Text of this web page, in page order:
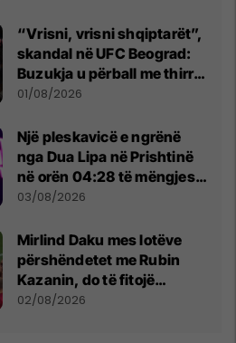
“Vrisni, vrisni shqiptarët”,
skandal në UFC Beograd:
Buzukja u përball me thirrje
anti-shqiptare nga
01/08/2026
Një pleskavicë e ngrënë
nga Dua Lipa në Prishtinë
në orën 04:28 të mëngjesit
- dhe bota digjitale serbe
03/08/2026
Mirlind Daku mes lotëve
përshëndetet me Rubin
Kazanin, do të fitojë
miliona te Spartak Moska
02/08/2026